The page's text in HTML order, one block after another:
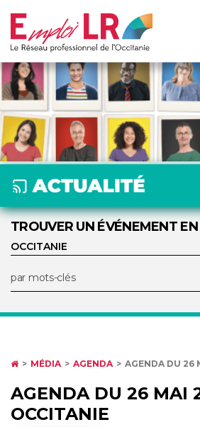
TROUVER UN ÉVÉNEMENT
MÉDIA AGENDA AGENDA DU 26
AGENDA DU 26 MAI
OCCITANIE